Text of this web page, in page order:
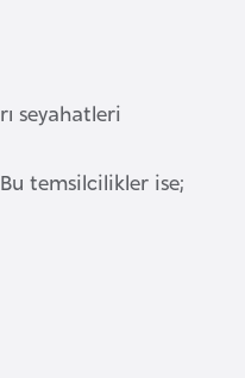
seyahatleri
temsilcilikler ise;